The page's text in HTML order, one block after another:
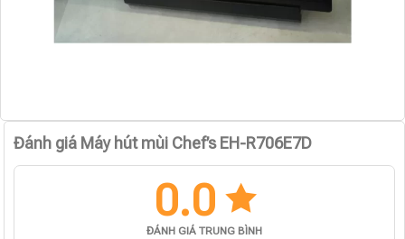
Đánh giá Máy hút mùi Chef’s EH-R706E7D
0.0
ĐÁNH GIÁ TRUNG BÌNH